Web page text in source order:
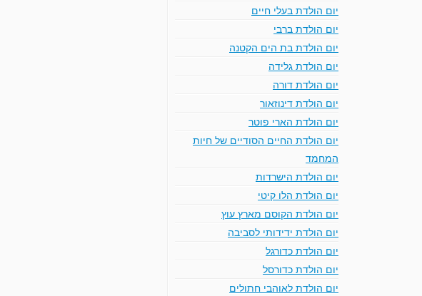
יום הולדת בעלי חיים
יום הולדת ברבי
יום הולדת בת הים הקטנה
יום הולדת גלידה
יום הולדת דורה
יום הולדת דינוזאור
יום הולדת הארי פוטר
יום הולדת החיים הסודיים של חיות
המחמד
יום הולדת הישרדות
יום הולדת הלו קיטי
יום הולדת הקוסם מארץ עוץ
יום הולדת ידידותי לסביבה
יום הולדת כדורגל
יום הולדת כדורסל
יום הולדת לאוהבי חתולים